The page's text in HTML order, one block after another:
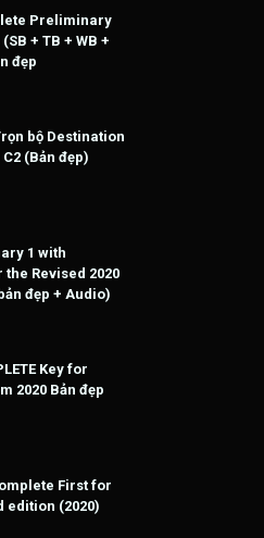
Preliminary
+ TB + WB +
đẹp
bộ Destination
C2 (Bản đẹp)
1 with
Revised 2020
đẹp + Audio)
Key for
2020 Bản đẹp
First for
edition (2020)